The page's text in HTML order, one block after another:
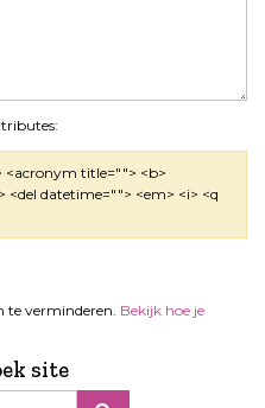
title=""> <b>
<del datetime=""> <em> <i> <q
te verminderen. Bekijk hoe je
site